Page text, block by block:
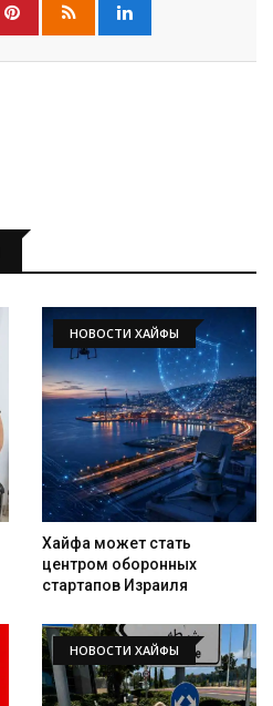
НОВОСТИ ХАЙФЫ
Хайфа может стать
центром оборонных
стартапов Израиля
НОВОСТИ ХАЙФЫ